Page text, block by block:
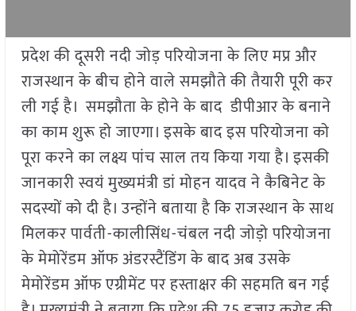
प्रदेश की दूसरी नदी जोड़ परियोजना के लिए मप्र और
राजस्थान के बीच होने वाले समझौते की तैयारी पूरी कर
ली गई है। समझौता के होने के बाद डीपीआर के बनाने
का काम शुरू हो जाएगा। इसके बाद इस परियोजना को
पूरा करने का लक्ष्य पांच साल तय किया गया है। इसकी
जानकारी स्वयं मुख्यमंत्री डां मोहन यादव ने कैबिनेट के
सदस्यों को दी है। उन्होंने बताया है कि राजस्थान के साथ
मिलकर पार्वती-कालीसिंध-चंबल नदी जोड़ो परियोजना
के मेमोरेंडम ऑफ अंडरस्टैंडिंग के बाद अब उसके
मेमोरेंडम ऑफ एग्रीमेंट पर हस्ताक्षर की सहमति बन गई